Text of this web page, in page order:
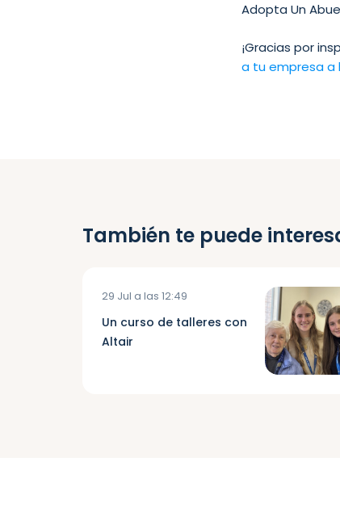
Adopta Un
¡Gracias por
a tu empresa a
También te puede
29 Jul a las 12:49
Un curso de talleres con
Altair